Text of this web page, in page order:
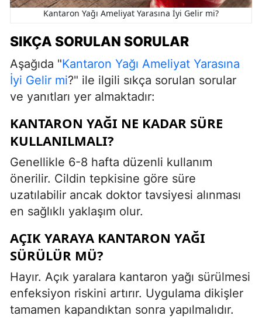
Kantaron Yağı Ameliyat Yarasına İyi Gelir mi?
SIKÇA SORULAN SORULAR
Aşağıda "Kantaron Yağı Ameliyat Yarasına
İyi Gelir mi?" ile ilgili sıkça sorulan sorular
ve yanıtları yer almaktadır:
KANTARON YAĞI NE KADAR SÜRE
KULLANILMALI?
Genellikle 6-8 hafta düzenli kullanım
önerilir. Cildin tepkisine göre süre
uzatılabilir ancak doktor tavsiyesi alınması
en sağlıklı yaklaşım olur.
AÇIK YARAYA KANTARON YAĞI
SÜRÜLÜR MÜ?
Hayır. Açık yaralara kantaron yağı sürülmesi
enfeksiyon riskini artırır. Uygulama dikişler
tamamen kapandıktan sonra yapılmalıdır.